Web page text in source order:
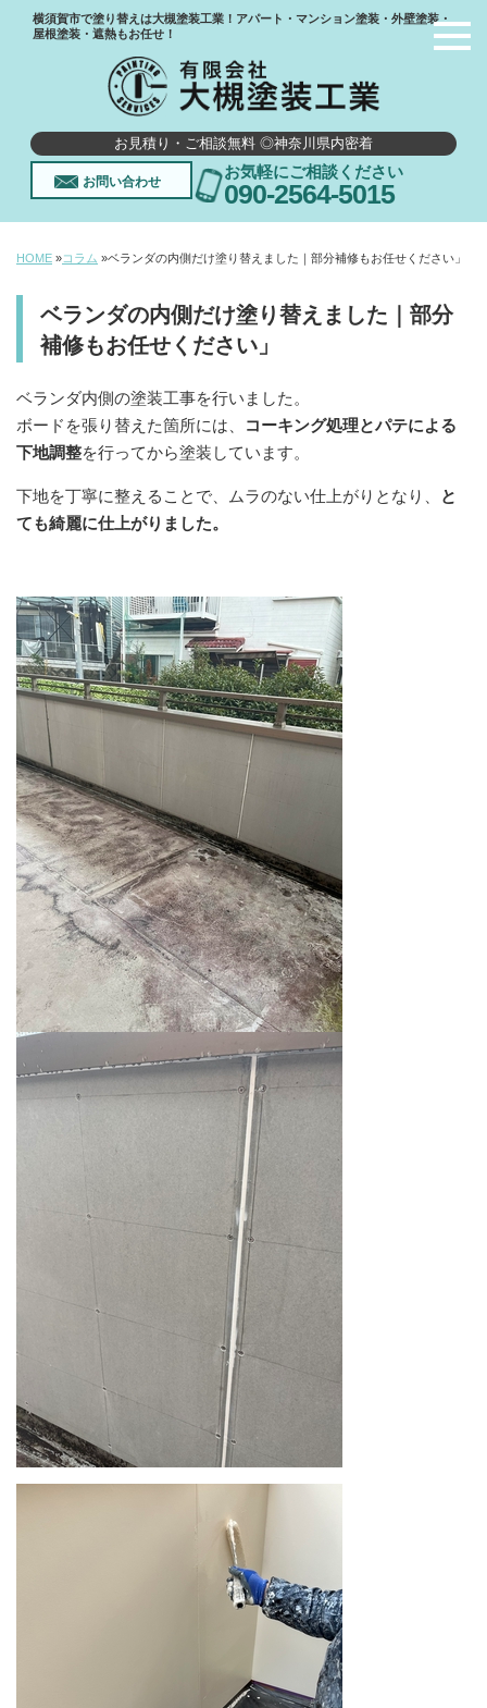
横須賀市で塗り替えは大槻塗装工業！アパート・マンション塗装・外壁塗装・
屋根塗装・遮熱もお任せ！
お見積り・ご相談無料 ◎神奈川県内密着
お問い合わせ
お気軽にご相談ください
090-2564-5015
HOME »コラム »ベランダの内側だけ塗り替えました｜部分補修もお任せください」
ベランダの内側だけ塗り替えました｜部分
補修もお任せください」
ベランダ内側の塗装工事を行いました。
ボードを張り替えた箇所には、
コーキング処理とパテによる
下地調整を行ってから塗装しています。
下地を丁寧に整えることで、ムラのない仕上がりとなり、
と
ても綺麗に仕上がりました。